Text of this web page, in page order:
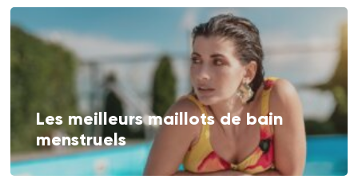
Les meilleurs maillots de bain
menstruels